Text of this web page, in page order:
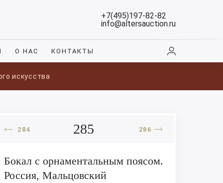
+7(495)197-82-82
info@altersauction.ru
О НАС КОНТАКТЫ
искусства
284 285 286
Бокал с орнаментальным поясом.
Россия, Мальцовский